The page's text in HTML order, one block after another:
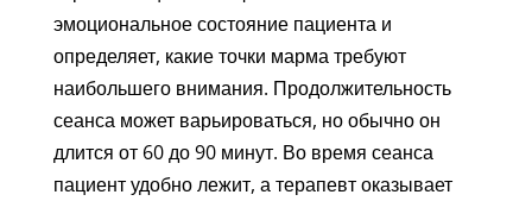
эмоциональное состояние пациента и
определяет, какие точки марма требуют
наибольшего внимания. Продолжительность
сеанса может варьироваться, но обычно он
длится от 60 до 90 минут. Во время сеанса
пациент удобно лежит, а терапевт оказывает